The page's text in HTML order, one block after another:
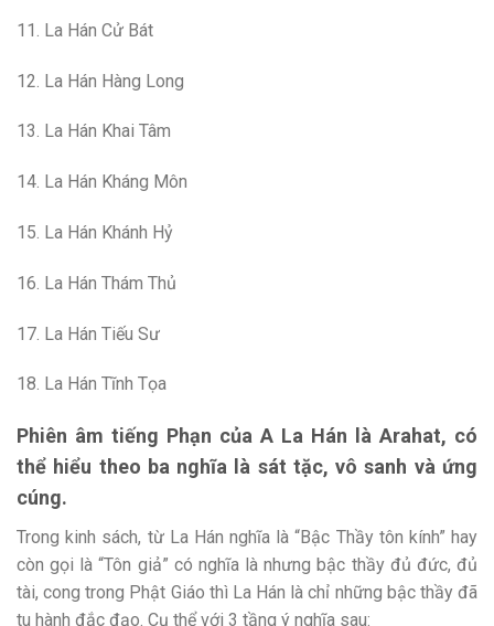
11. La Hán Cử Bát
12. La Hán Hàng Long
13. La Hán Khai Tâm
14. La Hán Kháng Môn
15. La Hán Khánh Hỷ
16. La Hán Thám Thủ
17. La Hán Tiếu Sư
18. La Hán Tĩnh Tọa
Phiên âm tiếng Phạn của A La Hán là Arahat, có
thể hiểu theo ba nghĩa là sát tặc, vô sanh và ứng
cúng.
Trong kinh sách, từ La Hán nghĩa là “Bậc Thầy tôn kính” hay
còn gọi là “Tôn giả” có nghĩa là nhưng bậc thầy đủ đức, đủ
tài, cong trong Phật Giáo thì La Hán là chỉ những bậc thầy đã
tu hành đắc đạo. Cụ thể với 3 tầng ý nghĩa sau: